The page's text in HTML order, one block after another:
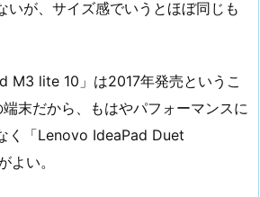
いが、サイズ感でいうとほぼ同じも
M3 lite 10」は2017年発売というこ
末だから、もはやパフォーマンスに
く「Lenovo IdeaPad Duet
い。